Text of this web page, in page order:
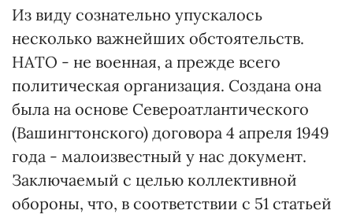
Из виду сознательно упускалось
несколько важнейших обстоятельств.
НАТО - не военная, а прежде всего
политическая организация. Создана она
была на основе Североатлантического
(Вашингтонского) договора 4 апреля 1949
года - малоизвестный у нас документ.
Заключаемый с целью коллективной
обороны, что, в соответствии с 51 статьей